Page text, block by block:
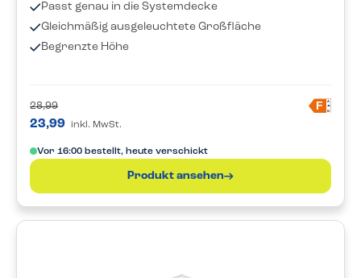
Passt genau in die Systemdecke
Gleichmäßig ausgeleuchtete Großfläche
Begrenzte Höhe
28,99
23,99 inkl. MwSt.
F A
G
Vor 16:00 bestellt, heute verschickt
Produkt ansehen